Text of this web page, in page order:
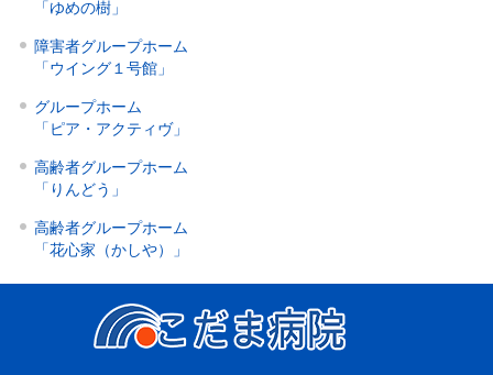
「ゆめの樹」
障害者グループホーム
「ウイング１号館」
グループホーム
「ピア・アクティヴ」
高齢者グループホーム
「りんどう」
高齢者グループホーム
「花心家（かしや）」